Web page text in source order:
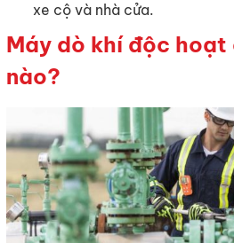
xe cộ và nhà cửa.
Máy dò khí độc hoạt
nào?